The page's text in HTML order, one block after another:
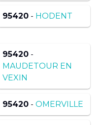
95420 - HODENT
95420 -
MAUDETOUR EN
VEXIN
95420 - OMERVILLE